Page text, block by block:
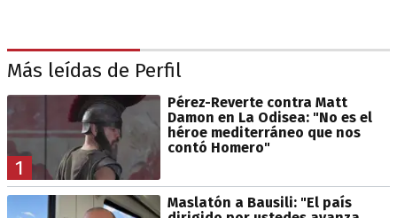
Más leídas de Perfil
1
Pérez-Reverte contra Matt
Damon en La Odisea: "No es el
héroe mediterráneo que nos
contó Homero"
Maslatón a Bausili: "El país